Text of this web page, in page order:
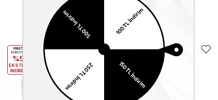
Benzer Ürünler
EKLE5
KODUYLA
%5
EKSTRA
İNDİRİM
EKLE5
EKSTRA
İNDİRİM